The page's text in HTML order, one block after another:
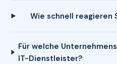
Wie schnell reagieren
Für welche
IT-Dienstleister?